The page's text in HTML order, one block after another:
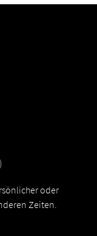
oder
Zeiten.